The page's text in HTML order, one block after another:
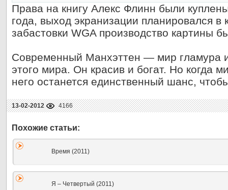
Права на книгу Алекс Флинн были
года, выход экранизации планировался в
забастовки WGA производство картины
Современный Манхэттен — мир гламура
этого мира. Он красив и богат. Но когда
него останется единственный шанс,
13-02-2012 4166
Время (2011)
Я – Четвертый (2011)